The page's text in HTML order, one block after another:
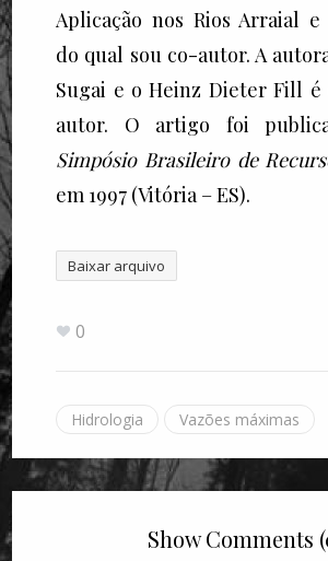
Aplicação nos Rios Arraial e
do qual sou co-autor. A
Sugai e o Heinz Dieter Fill
autor. O artigo foi
Simpósio Brasileiro de
em 1997 (Vitória – ES).
Baixar arquivo
0
Hidrologia Vazões máximas
Show Comments